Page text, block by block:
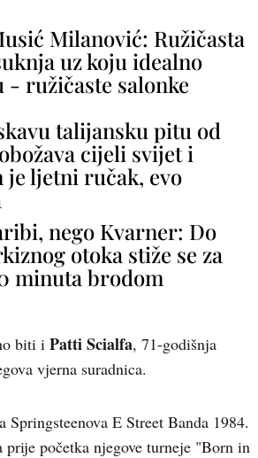
Milanović: Ružičasta
uz koju idealno
ružičaste salonke
talijansku pitu od
cijeli svijet i
je ljetni ručak, evo
nego Kvarner: Do
otoka stiže se za
minuta brodom
biti i Patti Scialfa, 71-godišnja
vjerna suradnica.
Springsteenova E Street Banda 1984.
prije početka njegove turneje "Born in